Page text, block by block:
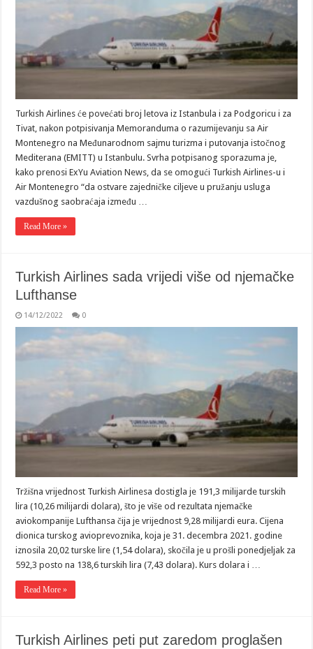
Turkish Airlines će povećati broj letova iz Istanbula i za Podgoricu i za
Tivat, nakon potpisivanja Memoranduma o razumijevanju sa Air
Montenegro na Međunarodnom sajmu turizma i putovanja istočnog
Mediterana (EMITT) u Istanbulu. Svrha potpisanog sporazuma je,
kako prenosi ExYu Aviation News, da se omogući Turkish Airlines-u i
Air Montenegro “da ostvare zajedničke ciljeve u pružanju usluga
vazdušnog saobraćaja između …
Read More »
Turkish Airlines sada vrijedi više od njemačke
Lufthanse
14/12/2022 0
Tržišna vrijednost Turkish Airlinesa dostigla je 191,3 milijarde turskih
lira (10,26 milijardi dolara), što je više od rezultata njemačke
aviokompanije Lufthansa čija je vrijednost 9,28 milijardi eura. Cijena
dionica turskog avioprevoznika, koja je 31. decembra 2021. godine
iznosila 20,02 turske lire (1,54 dolara), skočila je u prošli ponedjeljak za
592,3 posto na 138,6 turskih lira (7,43 dolara). Kurs dolara i …
Read More »
Turkish Airlines peti put zaredom proglašen